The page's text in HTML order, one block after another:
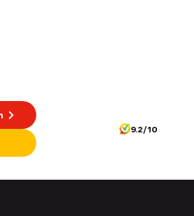
9.2/10